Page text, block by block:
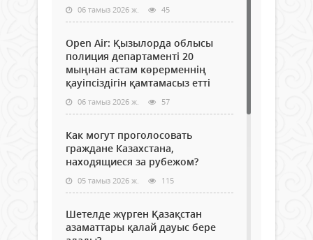
06 тамыз 2026 ж. 45
Open Air: Қызылорда облысы
полиция департаменті 20
мыңнан астам көрерменнің
қауіпсіздігін қамтамасыз етті
06 тамыз 2026 ж. 57
Как могут проголосовать
граждане Казахстана,
находящиеся за рубежом?
05 тамыз 2026 ж. 115
Шетелде жүрген Қазақстан
азаматтары қалай дауыс бере